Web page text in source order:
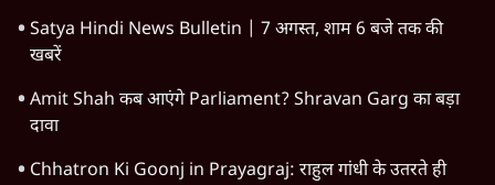
Satya Hindi News Bulletin | 7 अगस्त, शाम 6 बजे तक की
खबरें
Amit Shah कब आएंगे Parliament? Shravan Garg का बड़ा
दावा
Chhatron Ki Goonj in Prayagraj: राहुल गांधी के उतरते ही